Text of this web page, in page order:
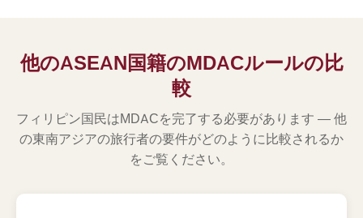
他のASEAN国籍のMDACルールの比
較
フィリピン国民はMDACを完了する必要があります — 他
の東南アジアの旅行者の要件がどのように比較されるか
をご覧ください。